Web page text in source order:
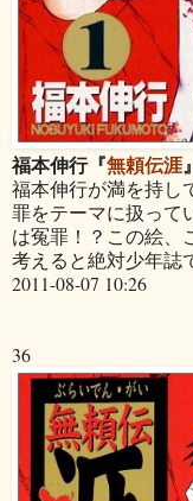
福本伸行『無頼伝涯』
福本伸行が満を持し
罪をテーマに扱って
は冤罪！？この絵、
考えると絶対少年誌
2011-08-07 10:26
36